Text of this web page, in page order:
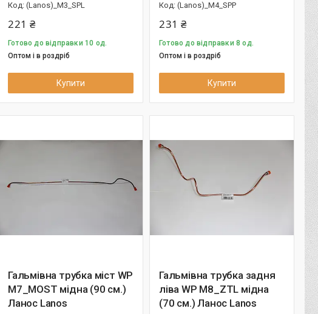
(Lanos)_M3_SPL
221 ₴
Готово до відправки 10 од.
Оптом і в роздріб
Купити
(Lanos)_M4_SPP
231 ₴
Готово до відправки 8 од.
Оптом і в роздріб
Купити
Гальмівна трубка міст WP
M7_MOST мідна (90 см.)
Ланос Lanos
Гальмівна трубка задня
ліва WP M8_ZTL мідна
(70 см.) Ланос Lanos